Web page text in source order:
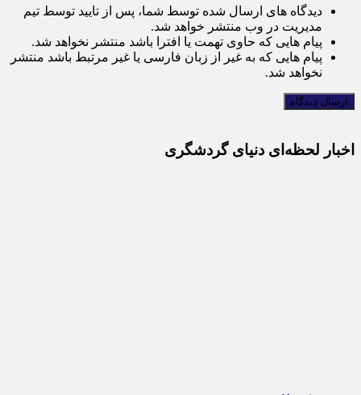
دیدگاه های ارسال شده توسط شما، پس از تایید توسط تیم
مدیریت در وب منتشر خواهد شد.
پیام هایی که حاوی تهمت یا افترا باشد منتشر نخواهد شد.
پیام هایی که به غیر از زبان فارسی یا غیر مرتبط باشد منتشر
نخواهد شد.
اخبار لحظه‌ای دنیای گردشگری